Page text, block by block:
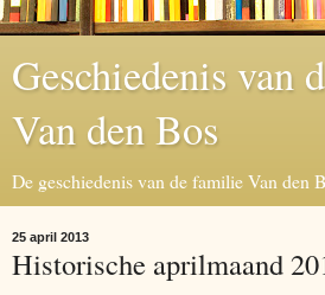
Geschiedenis van
Van den Bos
De geschiedenis van de familie Van den
25 april 2013
Historische aprilmaand